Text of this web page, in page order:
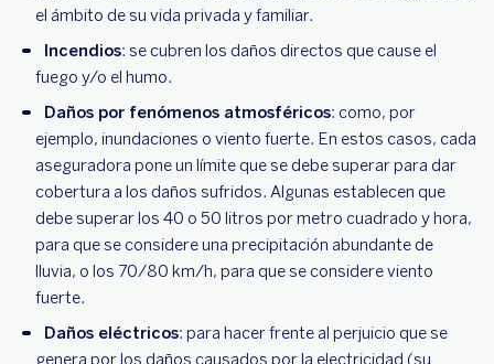
el ámbito de su vida privada y familiar.
Incendios: se cubren los daños directos que cause el
fuego y/o el humo.
Daños por fenómenos atmosféricos: como, por
ejemplo, inundaciones o viento fuerte. En estos casos, cada
aseguradora pone un límite que se debe superar para dar
cobertura a los daños sufridos. Algunas establecen que
debe superar los 40 o 50 litros por metro cuadrado y hora,
para que se considere una precipitación abundante de
lluvia, o los 70/80 km/h, para que se considere viento
fuerte.
Daños eléctricos: para hacer frente al perjuicio que se
genera por los daños causados por la electricidad (su